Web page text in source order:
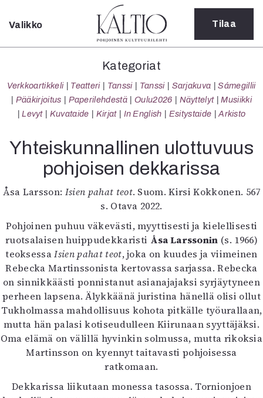
Sulje
Kategoriat
Verkkoartikkeli
Teatteri
Tanssi
Sarjakuva
Sámegillii
Pääkirjoitus
Oulu2026
Näyttelyt
Musiikki
Levyt
Kuvataide
Kirjat
In English
Esitystaide
Arkisto
Lehdet
4/2026
2–3/2026
1/2026
Valikko Tilaa
Kategoriat
Verkkoartikkeli Teatteri Tanssi Tanssi Sarjakuva
Sámegillii
Pääkirjoitus
Paperilehdestä Oulu2026 Näyttelyt
Musiikki
Levyt
Kuvataide Kirjat In English Esitystaide Arkisto
Yhteiskunnallinen ulottuvuus
pohjoisen dekkarissa
Åsa Larsson: Isien pahat teot. Suom. Kirsi Kokkonen. 567
s. Otava 2022.
Pohjoinen puhuu väkevästi, myyttisesti ja kielellisesti
ruotsalaisen huippudekkaristi Åsa Larssonin (s. 1966)
teoksessaIsien pahat teot, joka on kuudes ja viimeinen
Rebecka Martinssonista kertovassa sarjassa. Rebecka
on sinnikkäästi ponnistanut asianajajaksi syrjäytyneen
perheen lapsena. Älykkäänä juristina hänellä olisi ollut
Tukholmassa mahdollisuus kohota pitkälle työurallaan,
mutta hän palasi kotiseudulleen Kiirunaan syyttäjäksi.
Oma elämä on välillä hyvinkin solmussa, mutta rikoksia
Martinsson on kyennyt taitavasti pohjoisessa
ratkomaan.
Dekkarissa liikutaan monessa tasossa. Tornionjoen